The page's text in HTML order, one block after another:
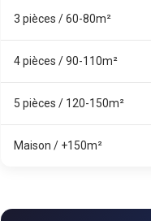
3 pièces / 60-80m²
4 pièces / 90-110m²
5 pièces / 120-150m²
Maison / +150m²